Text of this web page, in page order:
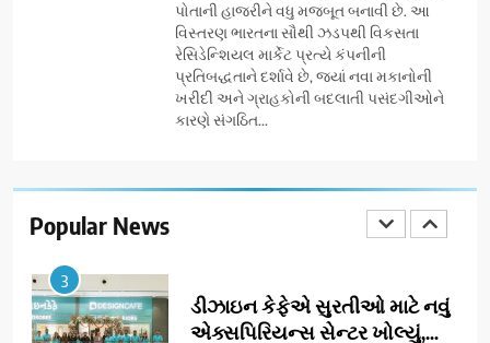
પોતાની હાજરીને વધુ મજબૂત બનાવી છે. આ
વિસ્તરણ ભારતના સૌથી ઝડપથી વિકસતા
રેસિડેન્શિયલ માર્કેટ પ્રત્યે કંપનીની
પ્રતિબદ્ધતાને દર્શાવે છે, જ્યાં નવા મકાનોની
ખરીદી અને ગ્રાહકોની બદલાતી પસંદગીઓને
કારણે સંગઠિત...
Popular News
ગેટ સેટ ગો રિવ્યુ: ગુજરાતી
સિનેમામાં એક્શન અને રોમાંચનો
એક તદ્દન નવો અને અનોખો
અંદાજ
ENTERTAINMENT
ગ્રાન્ડ એન્ટ્રી: સિદ્ધાર્થ રાંદેરિયાની
‘ટોમ એન્ડ ચેરી’ સાથે નવા યુગની
3
ડીઝાઇન કેફેએ સુરતીઓ માટે નવું
એક્સપિરિયન્સ સેન્ટર ખોલ્યું,